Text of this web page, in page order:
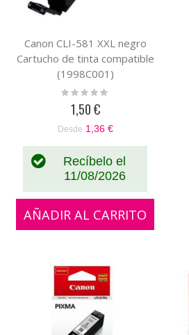
Canon CLI-581 XXL negro
Cartucho de tinta compatible
(1998C001)
Rating:
1,50 €
Desde 1,36 €
Recíbelo el
11/08/2026
AÑADIR AL CARRITO